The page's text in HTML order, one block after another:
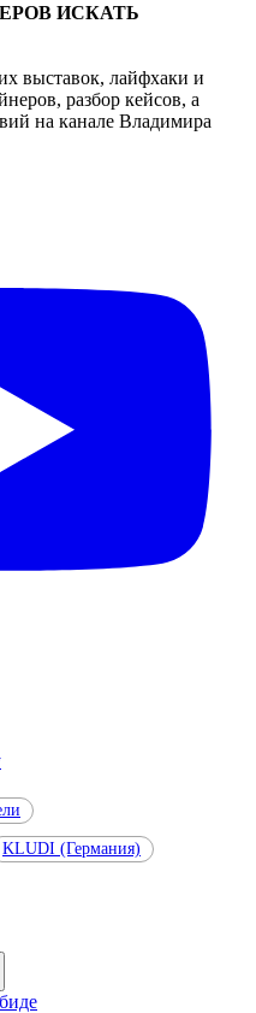
ИСКАТЬ
выставок, лайфхаки и
разбор кейсов, а
на канале Владимира
KLUDI (Германия)